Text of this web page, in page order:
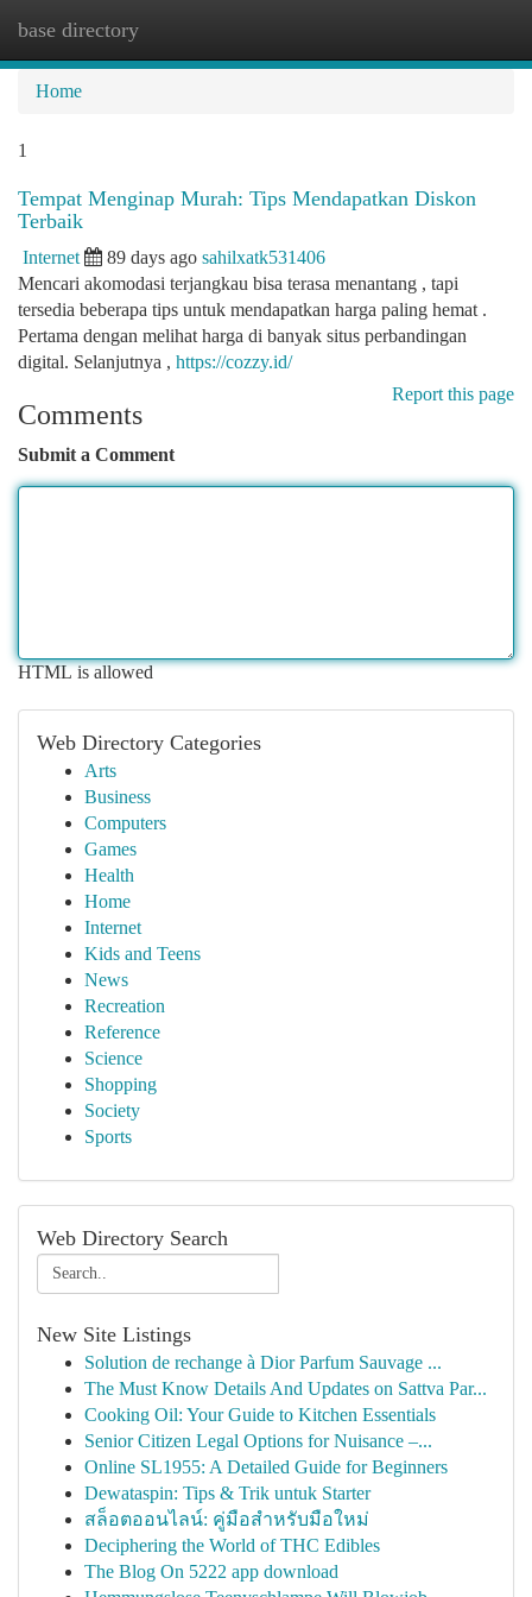
base directory
Home
1
Tempat Menginap Murah: Tips Mendapatkan Diskon
Terbaik
Internet 89 days ago sahilxatk531406
Mencari akomodasi terjangkau bisa terasa menantang , tapi
tersedia beberapa tips untuk mendapatkan harga paling hemat .
Pertama dengan melihat harga di banyak situs perbandingan
digital. Selanjutnya , https://cozzy.id/
Report this page
Comments
Submit a Comment
HTML is allowed
Web Directory Categories
Arts
Business
Computers
Games
Health
Home
Internet
Kids and Teens
News
Recreation
Reference
Science
Shopping
Society
Sports
Web Directory Search
New Site Listings
Solution de rechange à Dior Parfum Sauvage ...
The Must Know Details And Updates on Sattva Par...
Cooking Oil: Your Guide to Kitchen Essentials
Senior Citizen Legal Options for Nuisance –...
Online SL1955: A Detailed Guide for Beginners
Dewataspin: Tips & Trik untuk Starter
สล็อตออนไลน์: คู่มือสำหรับมือใหม่
Deciphering the World of THC Edibles
The Blog On 5222 app download